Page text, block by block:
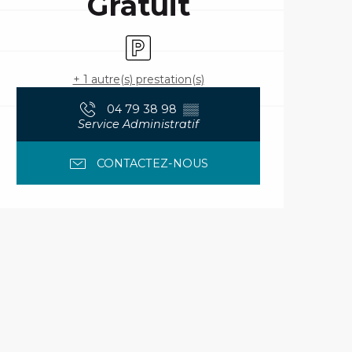
Parking
+ 1 autre(s) prestation(s)
04 79 38 98 ▒▒
Service Administratif
CONTACTEZ-NOUS